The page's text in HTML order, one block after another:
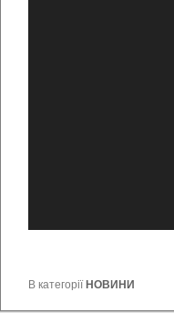
В категоріїНОВИНИ